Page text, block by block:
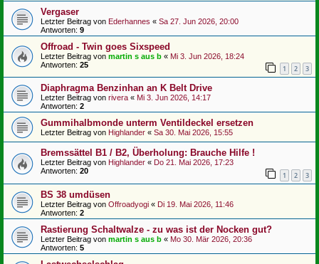
Vergaser
Letzter Beitrag von Ederhannes « Sa 27. Jun 2026, 20:00
Antworten: 9
Offroad - Twin goes Sixspeed
Letzter Beitrag von martin s aus b « Mi 3. Jun 2026, 18:24
Antworten: 25 1 2 3
Diaphragma Benzinhan an K Belt Drive
Letzter Beitrag von rivera « Mi 3. Jun 2026, 14:17
Antworten: 2
Gummihalbmonde unterm Ventildeckel ersetzen
Letzter Beitrag von Highlander « Sa 30. Mai 2026, 15:55
Bremssättel B1 / B2, Überholung: Brauche Hilfe !
Letzter Beitrag von Highlander « Do 21. Mai 2026, 17:23
Antworten: 20 1 2 3
BS 38 umdüsen
Letzter Beitrag von Offroadyogi « Di 19. Mai 2026, 11:46
Antworten: 2
Rastierung Schaltwalze - zu was ist der Nocken gut?
Letzter Beitrag von martin s aus b « Mo 30. Mär 2026, 20:36
Antworten: 5